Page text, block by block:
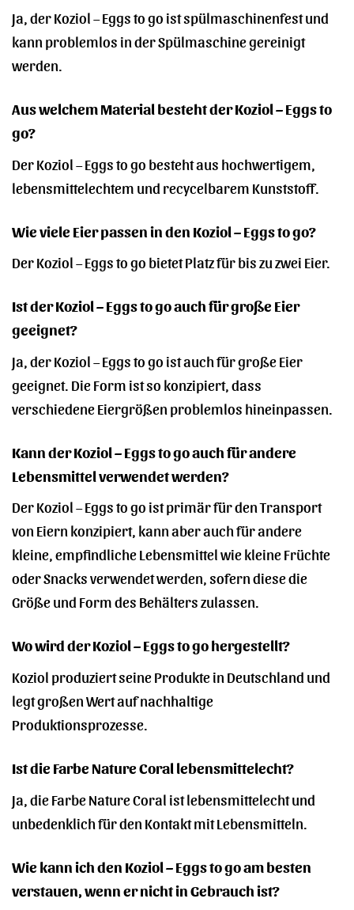
Ja, der Koziol – Eggs to go ist spülmaschinenfest und
kann problemlos in der Spülmaschine gereinigt
werden.
Aus welchem Material besteht der Koziol – Eggs to
go?
Der Koziol – Eggs to go besteht aus hochwertigem,
lebensmittelechtem und recycelbarem Kunststoff.
Wie viele Eier passen in den Koziol – Eggs to go?
Der Koziol – Eggs to go bietet Platz für bis zu zwei Eier.
Ist der Koziol – Eggs to go auch für große Eier
geeignet?
Ja, der Koziol – Eggs to go ist auch für große Eier
geeignet. Die Form ist so konzipiert, dass
verschiedene Eiergrößen problemlos hineinpassen.
Kann der Koziol – Eggs to go auch für andere
Lebensmittel verwendet werden?
Der Koziol – Eggs to go ist primär für den Transport
von Eiern konzipiert, kann aber auch für andere
kleine, empfindliche Lebensmittel wie kleine Früchte
oder Snacks verwendet werden, sofern diese die
Größe und Form des Behälters zulassen.
Wo wird der Koziol – Eggs to go hergestellt?
Koziol produziert seine Produkte in Deutschland und
legt großen Wert auf nachhaltige
Produktionsprozesse.
Ist die Farbe Nature Coral lebensmittelecht?
Ja, die Farbe Nature Coral ist lebensmittelecht und
unbedenklich für den Kontakt mit Lebensmitteln.
Wie kann ich den Koziol – Eggs to go am besten
verstauen, wenn er nicht in Gebrauch ist?